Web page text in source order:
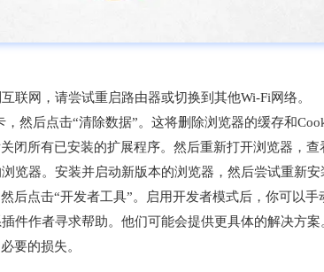
联网，请尝试重启路由器或切换到其他Wi-Fi网络。
然后点击“清除数据”。这将删除浏览器的缓存和
闭所有已安装的扩展程序。然后重新打开浏览器，
览器。安装并启动新版本的浏览器，然后尝试重新安
后点击“开发者工具”。启用开发者模式后，你可以手
件作者寻求帮助。他们可能会提供更具体的解决方案
要的损失。